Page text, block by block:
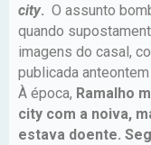
city. O assunto
quando
imagens do casal,
publicada
À época, Ramalho
city com a noiva,
estava doente.